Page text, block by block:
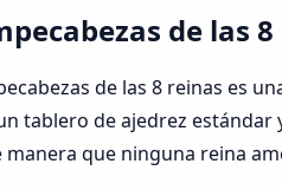
de las
de las 8 reinas es
tablero de ajedrez
que ninguna reina